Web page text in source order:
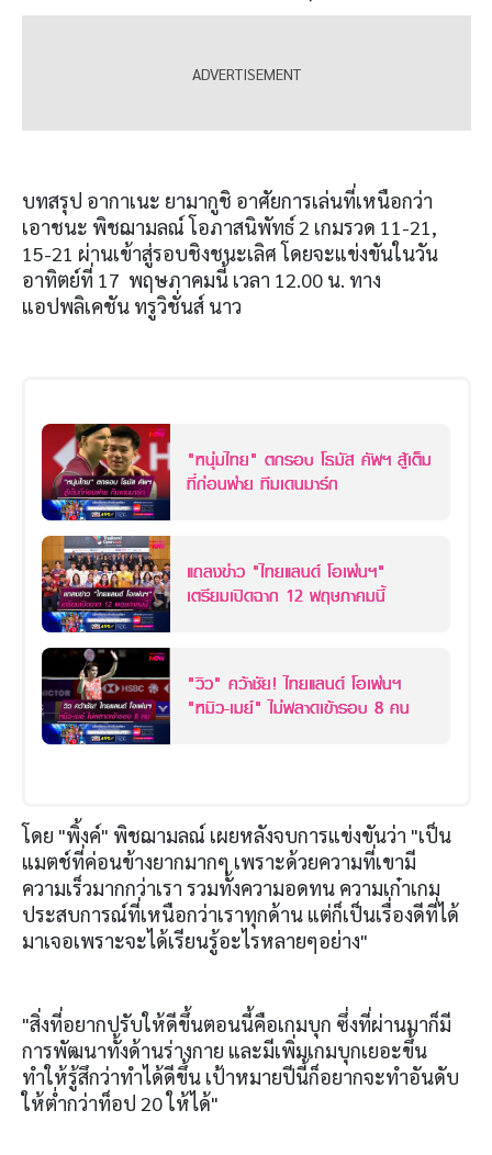
บทสรุป อากาเนะ ยามากูชิ อาศัยการเล่นที่เหนือกว่า
เอาชนะ พิชฌามลณ์ โอภาสนิพัทธ์ 2 เกมรวด 11-21,
15-21 ผ่านเข้าสู่รอบชิงชนะเลิศ โดยจะแข่งขันในวัน
อาทิตย์ที่ 17 พฤษภาคมนี้ เวลา 12.00 น. ทาง
แอปพลิเคชัน ทรูวิชั่นส์ นาว
"หนุ่มไทย" ตกรอบ โธมัส คัพฯ สู้เต็ม
ที่ก่อนพ่าย ทีมเดนมาร์ก
แถลงข่าว "ไทยแลนด์ โอเพ่นฯ"
เตรียมเปิดฉาก 12 พฤษภาคมนี้
"วิว" คว้าชัย! ไทยแลนด์ โอเพ่นฯ
"หมิว-เมย์" ไม่พลาดเข้ารอบ 8 คน
โดย "พิ้งค์" พิชฌามลณ์ เผยหลังจบการแข่งขันว่า "เป็น
แมตช์ที่ค่อนข้างยากมากๆ เพราะด้วยความที่เขามี
ความเร็วมากกว่าเรา รวมทั้งความอดทน ความเก๋าเกม
ประสบการณ์ที่เหนือกว่าเราทุกด้าน แต่ก็เป็นเรื่องดีที่ได้
มาเจอเพราะจะได้เรียนรู้อะไรหลายๆอย่าง"
"สิ่งที่อยากปรับให้ดีขึ้นตอนนี้คือเกมบุก ซึ่งที่ผ่านมาก็มี
การพัฒนาทั้งด้านร่างกาย และมีเพิ่มเกมบุกเยอะขึ้น
ทำให้รู้สึกว่าทำได้ดีขึ้น เป้าหมายปีนี้ก็อยากจะทำอันดับ
ให้ต่ำกว่าท็อป 20 ให้ได้"